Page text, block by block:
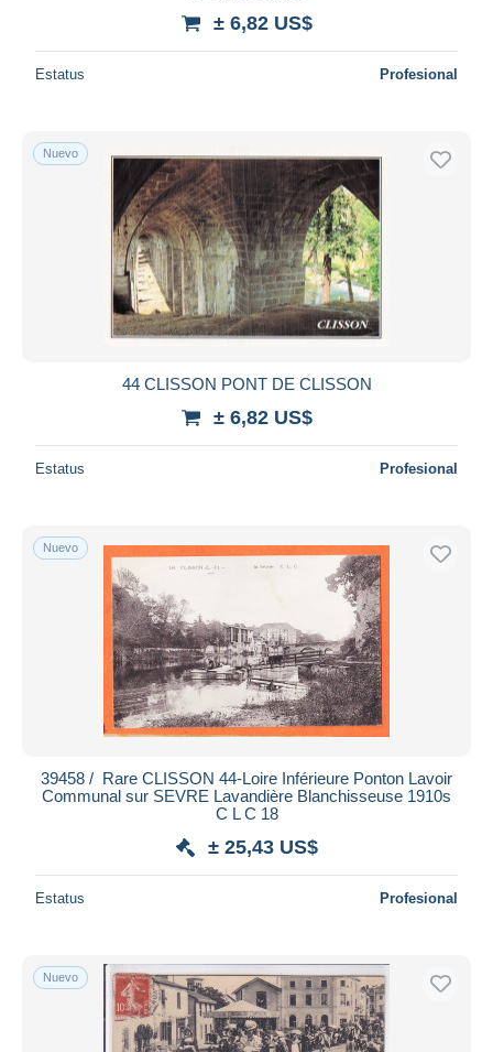
± 6,82 US$
Estatus Profesional
Nuevo
44 CLISSON PONT DE CLISSON
± 6,82 US$
Estatus Profesional
Nuevo
39458 / ️ Rare CLISSON 44-Loire Inférieure Ponton Lavoir
Communal sur SEVRE Lavandière Blanchisseuse 1910s
C L C 18
± 25,43 US$
Estatus Profesional
Nuevo